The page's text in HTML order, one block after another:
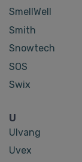
SmellWell
Smith
Snowtech
SOS
Swix
U
Ulvang
Uvex